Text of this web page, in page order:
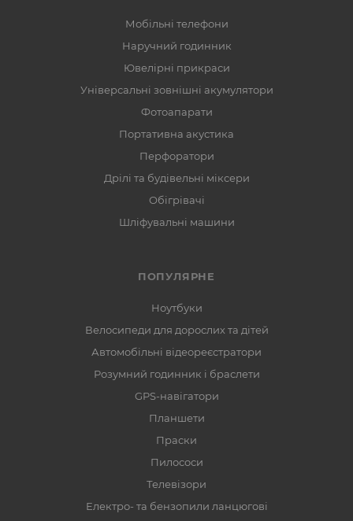
Мобільні телефони
Наручний годинник
Ювелірні прикраси
Універсальні зовнішні акумулятори
Фотоапарати
Портативна акустика
Перфоратори
Дрілі та будівельні міксери
Обігрівачі
Шліфувальні машини
ПОПУЛЯРНЕ
Ноутбуки
Велосипеди для дорослих та дітей
Автомобільні відеореєстратори
Розумний годинник і браслети
GPS-навігатори
Планшети
Праски
Пилососи
Телевізори
Електро- та бензопили ланцюгові